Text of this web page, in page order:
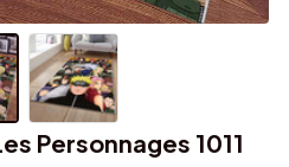
Personnages 1011